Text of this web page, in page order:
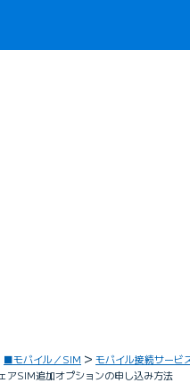
■モバイル／SIM モバイル接続サー
アSIM追加オプションの申し込み方法